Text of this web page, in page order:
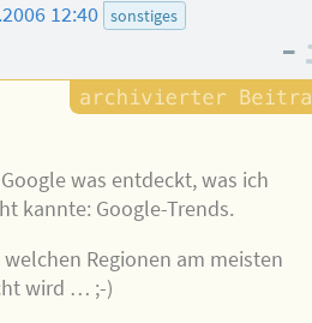
12:40 sonstiges
–
was entdeckt, was ich
kannte: Google-Trends.
Regionen am meisten
wird … ;-)